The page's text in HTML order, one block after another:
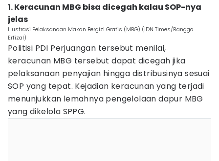
1. Keracunan MBG bisa dicegah kalau SOP-nya
jelas
ILustrasi Pelaksanaan Makan Bergizi Gratis (MBG) (IDN Times/Rangga
Erfizal)
Politisi PDI Perjuangan tersebut menilai,
keracunan MBG tersebut dapat dicegah jika
pelaksanaan penyajian hingga distribusinya sesuai
SOP yang tepat. Kejadian keracunan yang terjadi
menunjukkan lemahnya pengelolaan dapur MBG
yang dikelola SPPG.